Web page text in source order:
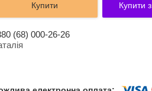
Купити Купити з
(68) 000-26-26